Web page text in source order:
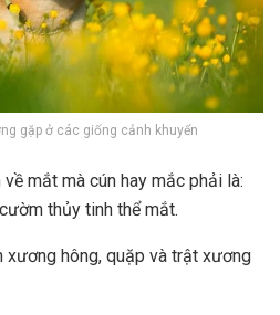
gặp ở các giống cảnh khuyển
mắt mà cún hay mắc phải là:
thủy tinh thể mắt.
xương hông, quặp và trật xương